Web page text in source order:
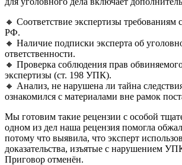
🔸 Соответствие экспертизы
РФ.
🔸 Наличие подписки эксперта об
ответственности.
🔸 Проверка соблюдения прав
экспертизы (ст. 198 УПК).
🔸 Анализ, не нарушена ли тайна
ознакомился с материалами вне рамок
Мы готовим такие рецензии с особой
одном из дел наша рецензия помогла
потому что выявила, что эксперт
доказательства, изъятые с нарушением
Приговор отменён.